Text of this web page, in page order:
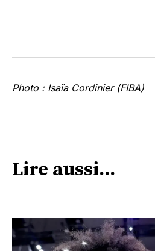
Photo : Isaïa Cordinier (FIBA)
Lire aussi...